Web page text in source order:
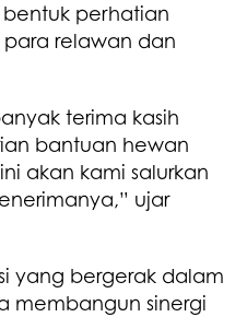
bentuk perhatian
relawan dan
terima kasih
bantuan hewan
akan kami salurkan
ujar
yang bergerak dalam
membangun sinergi